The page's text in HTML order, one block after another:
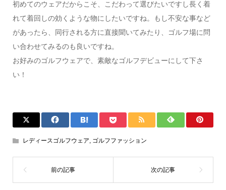
初めてのウェアだからこそ、こだわって選びたいですし長く着
れて着回しの効くような物にしたいですね。もし不安な事など
があったら、同行される方に直接聞いてみたり、ゴルフ場に問
い合わせてみるのも良いですね。
お好みのゴルフウェアで、素敵なゴルフデビューにして下さ
い！
レディースゴルフウェア ゴルフファッション